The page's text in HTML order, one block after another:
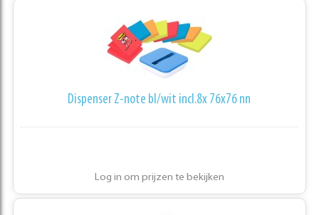
Dispenser Z-note bl/wit incl.8x 76x76 nn
Log in om prijzen te bekijken